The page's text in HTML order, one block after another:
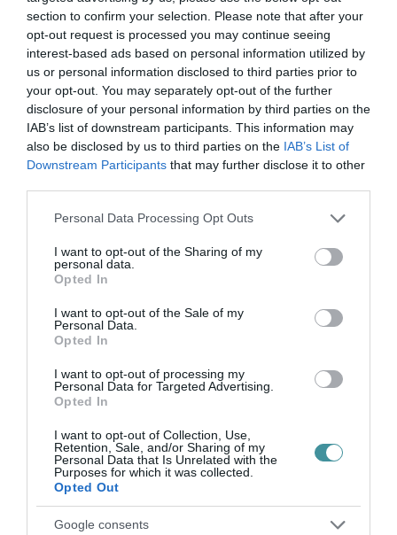
section to confirm your selection. Please note that after your
opt-out request is processed you may continue seeing
interest-based ads based on personal information utilized by
us or personal information disclosed to third parties prior to
your opt-out. You may separately opt-out of the further
disclosure of your personal information by third parties on the
IAB’s list of downstream participants. This information may
also be disclosed by us to third parties on the IAB’s List of
Downstream Participants that may further disclose it to other
Please note that this website/app uses one or more Google
not limited to your visit or usage behaviour. You may click to
grant or deny consent to Google and its third-party tags to
use your data for below specified purposes in below Google
consent section.
Personal Data Processing Opt Outs
I want to opt-out of the Sharing of my
personal data.
Opted In
I want to opt-out of the Sale of my
Personal Data.
Opted In
I want to opt-out of processing my
Personal Data for Targeted Advertising.
Opted In
I want to opt-out of Collection, Use,
Retention, Sale, and/or Sharing of my
Personal Data that Is Unrelated with the
Purposes for which it was collected.
Opted Out
Google consents
valódi mentőövet jelent.”– tette hozzá a
koordinátor.
Az Anyák napi Szeretetlakoma április 30-án
11:15-től a Nyugdíjas Házban, majd 13:30-
tól a Tűzoltó téri osztóponton várja az egri
Haré Krisna Ételt az Életért regisztrált
ellátottjait.
Számtalan módon lehet segíteni a karitatív
tevékenységünket: a pénzbeli, vagy tárgyi
adományoktól kezdve az SZJA 1%
felajánláson át az önkéntes munkáig. A
következő adománygyűjtés a Magyar
Élelmiszerbank Egyesület "Tavaszi Gyűjtés
2025" nevű akciójának keretein belül, május 9-
10-én az egri Mátyás király úti LIDL-ben lesz –
emelte ki kérdésünkre Mikuska Péter.